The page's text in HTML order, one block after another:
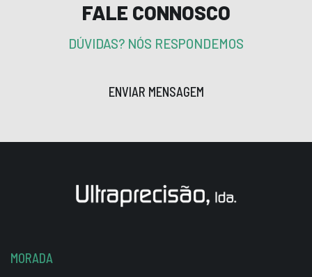
FALE CONNOSCO
DÚVIDAS? NÓS RESPONDEMOS
ENVIAR MENSAGEM
MORADA